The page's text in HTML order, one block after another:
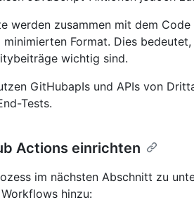
werden zusammen mit dem
Format. Dies
wichtig sind.
GitHubapIs und APIs von
Tests.
Actions einrichten
im nächsten Abschnitt zu
hinzu: